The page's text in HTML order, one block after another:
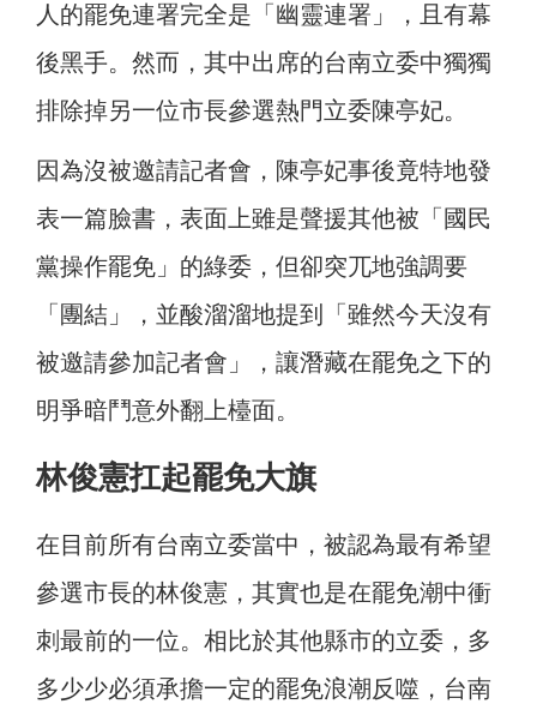
人的罷免連署完全是「幽靈連署」，且有幕
後黑手。然而，其中出席的台南立委中獨獨
排除掉另一位市長參選熱門立委陳亭妃。
因為沒被邀請記者會，陳亭妃事後竟特地發
表一篇臉書，表面上雖是聲援其他被「國民
黨操作罷免」的綠委，但卻突兀地強調要
「團結」，並酸溜溜地提到「雖然今天沒有
被邀請參加記者會」，讓潛藏在罷免之下的
明爭暗鬥意外翻上檯面。
林俊憲扛起罷免大旗
在目前所有台南立委當中，被認為最有希望
參選市長的林俊憲，其實也是在罷免潮中衝
刺最前的一位。相比於其他縣市的立委，多
多少少必須承擔一定的罷免浪潮反噬，台南